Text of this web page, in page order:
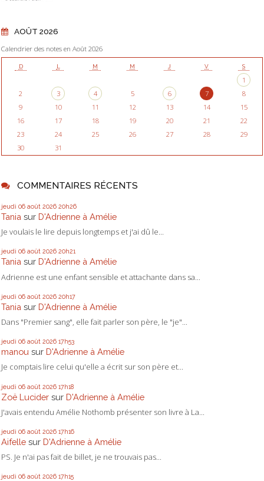
AOÛT 2026
Calendrier des notes en Août 2026
D L M M J V S
1
2
3 4 5 6 7
8
9
10 11 12 13 14
15
16
17 18 19 20 21
22
23
24 25 26 27 28
29
30
31
COMMENTAIRES RÉCENTS
jeudi 06 août 2026 20h26
Tania sur D'Adrienne à Amélie
Je voulais le lire depuis longtemps et j'ai dû le...
jeudi 06 août 2026 20h21
Tania sur D'Adrienne à Amélie
Adrienne est une enfant sensible et attachante dans sa...
jeudi 06 août 2026 20h17
Tania sur D'Adrienne à Amélie
Dans "Premier sang", elle fait parler son père, le "je"...
jeudi 06 août 2026 17h53
manou sur D'Adrienne à Amélie
Je comptais lire celui qu'elle a écrit sur son père et...
jeudi 06 août 2026 17h18
Zoë Lucider sur D'Adrienne à Amélie
J'avais entendu Amélie Nothomb présenter son livre à La...
jeudi 06 août 2026 17h16
Aifelle sur D'Adrienne à Amélie
PS. Je n'ai pas fait de billet, je ne trouvais pas...
jeudi 06 août 2026 17h15